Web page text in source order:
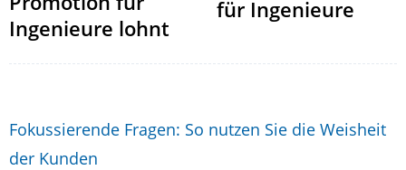
Ingenieure lohnt
für Ingenieure
Fokussierende Fragen: So nutzen Sie die Weisheit
der Kunden